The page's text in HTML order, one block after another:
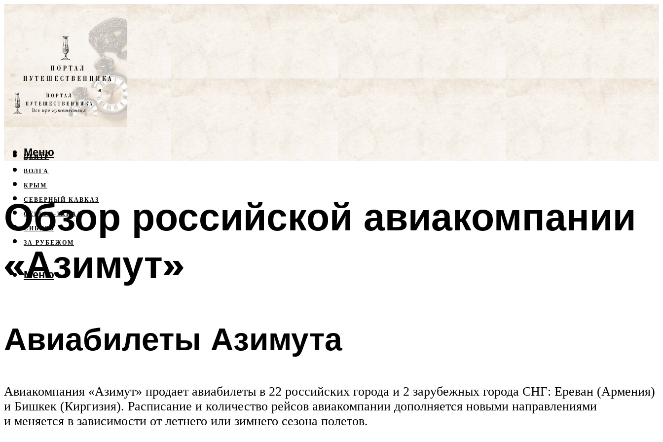
ЦЕНТР
ВОЛГА
КРЫМ
СЕВЕРНЫЙ КАВКАЗ
СЕВЕРО-ЗАПАД
СИБИРЬ
ЗА РУБЕЖОМ
Меню
Меню
Обзор российской авиакомпании
«Азимут»
Авиабилеты Азимута
Авиакомпания «Азимут» продает авиабилеты в 22 российских города и 2 зарубежных города СНГ: Ереван (Армения)
и Бишкек (Киргизия). Расписание и количество рейсов авиакомпании дополняется новыми направлениями
и меняется в зависимости от летнего или зимнего сезона полетов.